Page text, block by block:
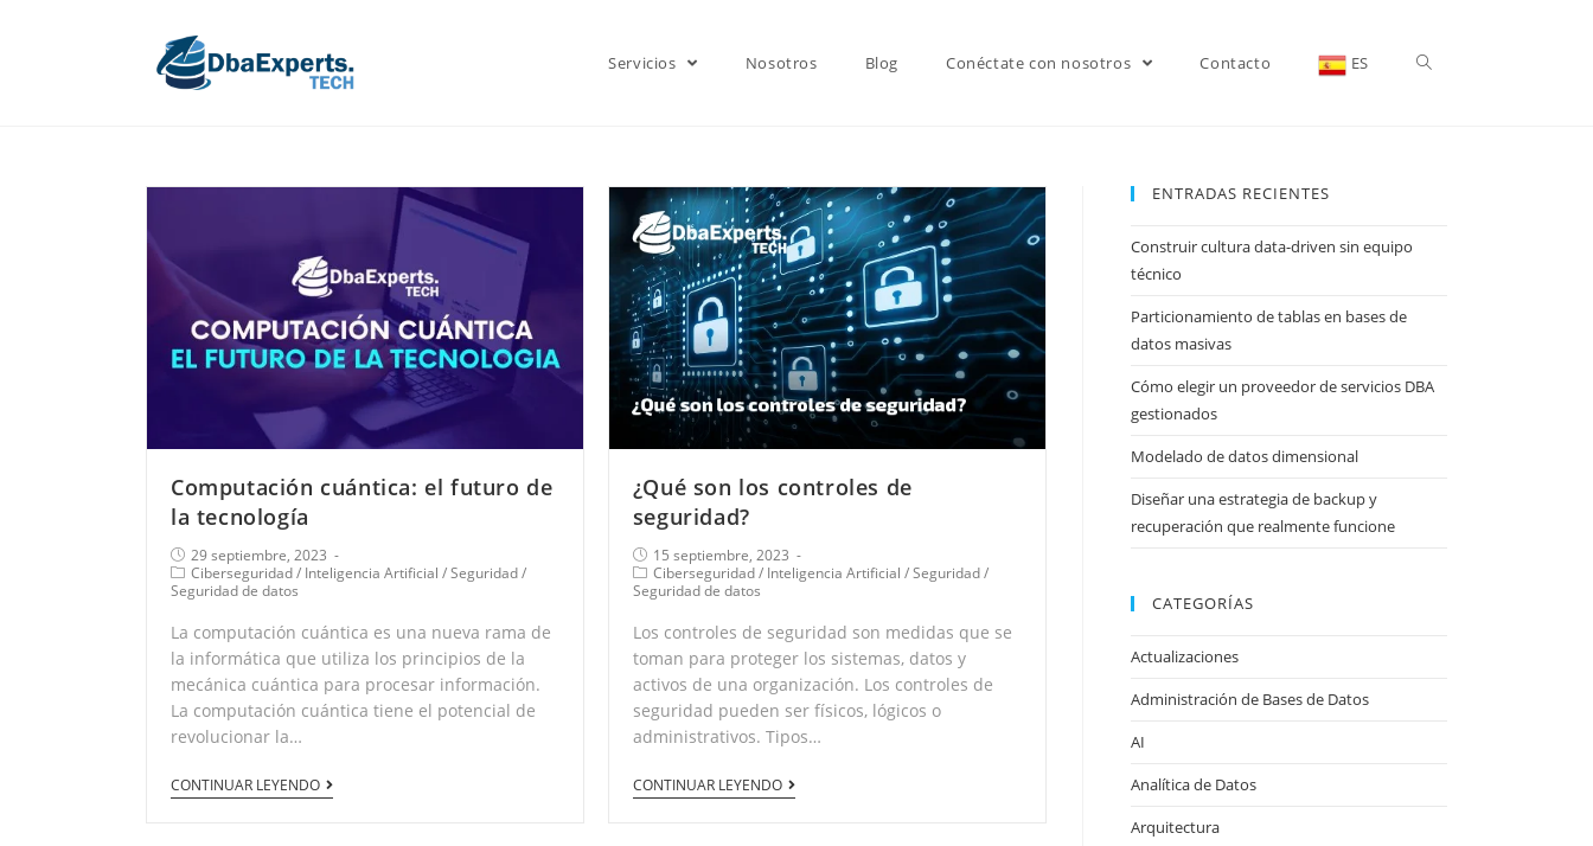
Servicios Nosotros Blog Conéctate con nosotros Contacto ES
Computación cuántica: el futuro de
la tecnología
29 septiembre, 2023
Ciberseguridad/ Inteligencia Artificial /Seguridad/
Seguridad de datos
La computación cuántica es una nueva rama de
la informática que utiliza los principios de la
mecánica cuántica para procesar información.
La computación cuántica tiene el potencial de
revolucionar la…
CONTINUAR LEYENDO
¿Qué son los controles de
seguridad?
15 septiembre, 2023
Ciberseguridad/ Inteligencia Artificial /Seguridad/
Seguridad de datos
Los controles de seguridad son medidas que se
toman para proteger los sistemas, datos y
activos de una organización. Los controles de
seguridad pueden ser físicos, lógicos o
administrativos. Tipos…
CONTINUAR LEYENDO
ENTRADAS RECIENTES
Construir cultura data-driven sin equipo
técnico
Particionamiento de tablas en bases de
datos masivas
Cómo elegir un proveedor de servicios DBA
gestionados
Modelado de datos dimensional
Diseñar una estrategia de backup y
recuperación que realmente funcione
CATEGORÍAS
Actualizaciones
Administración de Bases de Datos
AI
Analítica de Datos
Arquitectura